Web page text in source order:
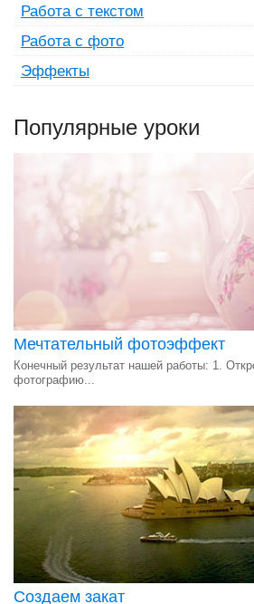
Работа с текстом
Работа с фото
Эффекты
Популярные уроки
Мечтательный фотоэффект
Конечный результат нашей работы: 1.
фотографию...
Создаем закат